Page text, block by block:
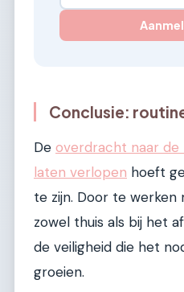
Conclusie:
De overdracht naar de
laten verlopen hoeft
te zijn. Door te
zowel thuis als bij het
de veiligheid die het
groeien.